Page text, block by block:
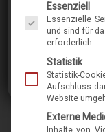
Marke
Name
Modell-Nr.
Es folgt eine Liste der
Essenziell
Essenzielle
und sind für
erforderlich.
Statistik
Statistik-
Aufschluss
Website
Externe